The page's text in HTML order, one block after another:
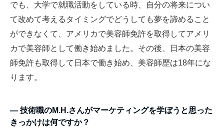
でも、大学で就職活動をしている時、自分の将来につい
て改めて考えるタイミングでどうしても夢を諦めること
ができなくて、アメリカで美容師免許を取得してアメリ
カで美容師として働き始めました。その後、日本の美容
師免許も取得して日本で働き始め、美容師歴は18年にな
ります。
― 技術職のM.H.さんがマーケティングを学ぼうと思った
きっかけは何ですか？